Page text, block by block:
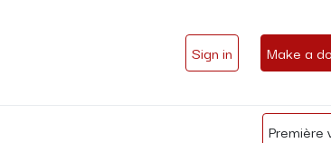
Sign in Make a
Première